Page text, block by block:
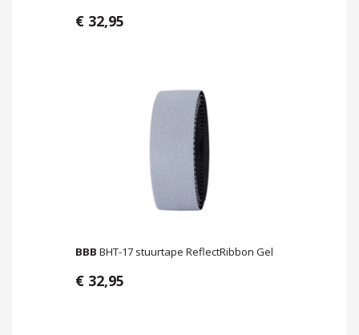
€ 32,95
BBB BHT-17 stuurtape ReflectRibbon Gel
€ 32,95